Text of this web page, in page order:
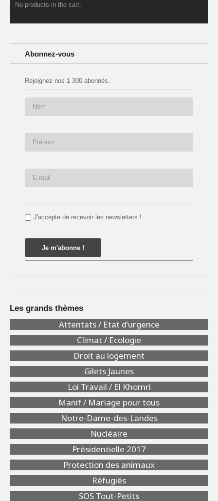
No products in the cart.
Abonnez-vous
Rejoignez nos 1 300 abonnés.
J'accepte de recevoir les newsletters !
Les grands thèmes
Attentats / Etat d'urgence
Climat / Ecologie
Droit au logement
Gilets Jaunes
Loi Travail / El Khomri
Manif / Mariage pour tous
Notre-Dame-des-Landes
Nucléaire
Présidentielle 2017
Protection des animaux
Réfugiés
SOS Tout-Petits